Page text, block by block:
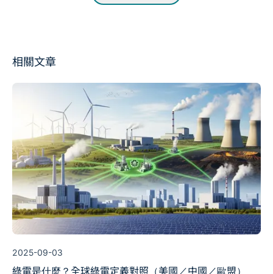
相關文章
2025-09-03
綠電是什麼？全球綠電定義對照（美國／中國／歐盟）